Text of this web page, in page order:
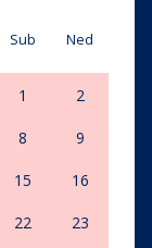
Sub Ned
1 2
8 9
15 16
22 23